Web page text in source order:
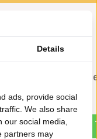
Dienblad FUGURATO
99,95
Details
ads, provide social
We also share
social media,
partners may